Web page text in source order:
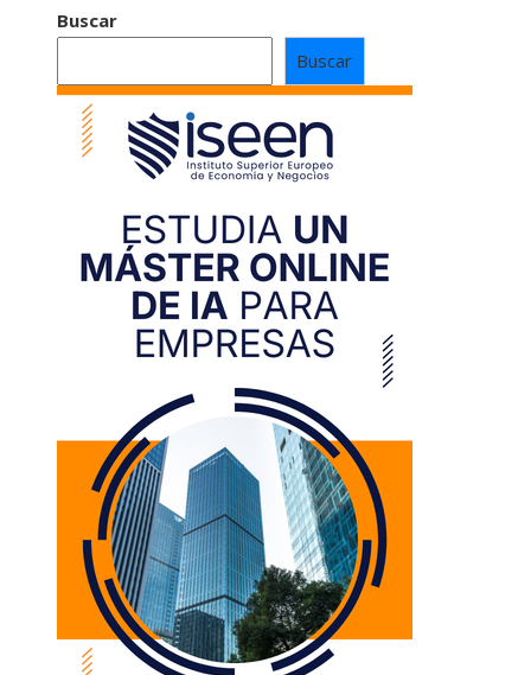
Buscar
Buscar